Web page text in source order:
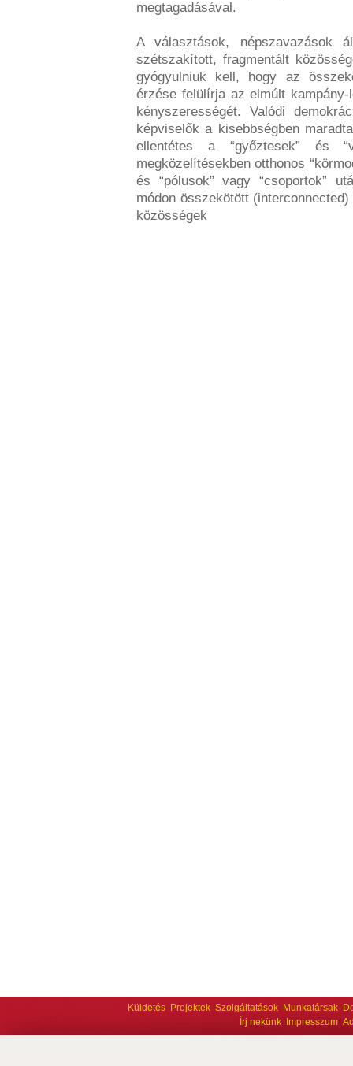
megtagadásával.
A választások, népszavazások
szétszakított, fragmentált
gyógyulniuk kell, hogy az
érzése felülírja az elmúlt
kényszerességét. Valódi
képviselők a kisebbségben
ellentétes a “győztesek” és
megközelítésekben otthonos
és “pólusok” vagy “csoportok”
módon összekötött
közösségek
Küldetés Projektek Szolgáltatások Munkatársak
Írj nekünk
Impresszum